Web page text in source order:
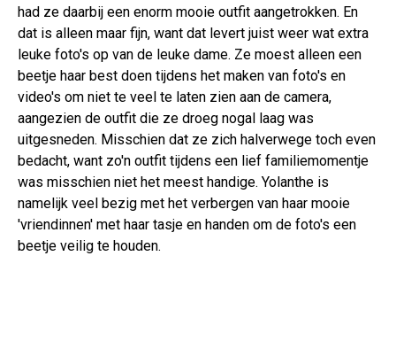
had ze daarbij een enorm mooie outfit aangetrokken. En
dat is alleen maar fijn, want dat levert juist weer wat extra
leuke foto's op van de leuke dame. Ze moest alleen een
beetje haar best doen tijdens het maken van foto's en
video's om niet te veel te laten zien aan de camera,
aangezien de outfit die ze droeg nogal laag was
uitgesneden. Misschien dat ze zich halverwege toch even
bedacht, want zo'n outfit tijdens een lief familiemomentje
was misschien niet het meest handige. Yolanthe is
namelijk veel bezig met het verbergen van haar mooie
'vriendinnen' met haar tasje en handen om de foto's een
beetje veilig te houden.